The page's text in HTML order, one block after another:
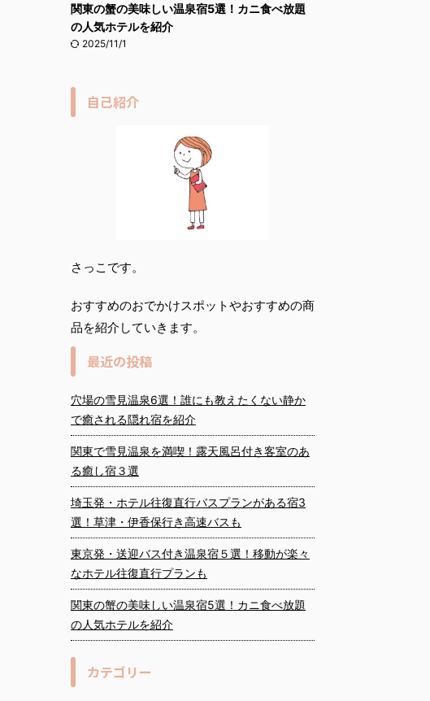
関東の蟹の美味しい温泉宿5選！カニ食べ放題
の人気ホテルを紹介
2025/11/1
自己紹介
さっこです。
おすすめのおでかけスポットやおすすめの商
品を紹介していきます。
最近の投稿
穴場の雪見温泉6選！誰にも教えたくない静か
で癒される隠れ宿を紹介
関東で雪見温泉を満喫！露天風呂付き客室のあ
る癒し宿３選
埼玉発・ホテル往復直行バスプランがある宿3
選！草津・伊香保行き高速バスも
東京発・送迎バス付き温泉宿５選！移動が楽々
なホテル往復直行プランも
関東の蟹の美味しい温泉宿5選！カニ食べ放題
の人気ホテルを紹介
カテゴリー